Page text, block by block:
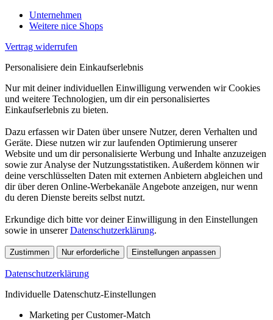
Unternehmen
Weitere nice Shops
Vertrag widerrufen
Personalisiere dein Einkaufserlebnis
Nur mit deiner individuellen Einwilligung verwenden wir Cookies
und weitere Technologien, um dir ein personalisiertes
Einkaufserlebnis zu bieten.
Dazu erfassen wir Daten über unsere Nutzer, deren Verhalten und
Geräte. Diese nutzen wir zur laufenden Optimierung unserer
Website und um dir personalisierte Werbung und Inhalte anzuzeigen
sowie zur Analyse der Nutzungsstatistiken. Außerdem können wir
deine verschlüsselten Daten mit externen Anbietern abgleichen und
dir über deren Online-Werbekanäle Angebote anzeigen, nur wenn
du deren Dienste bereits selbst nutzt.
Erkundige dich bitte vor deiner Einwilligung in den Einstellungen
sowie in unsererDatenschutzerklärung.
Zustimmen Nur erforderliche Einstellungen anpassen
Datenschutzerklärung
Individuelle Datenschutz-Einstellungen
Marketing per Customer-Match